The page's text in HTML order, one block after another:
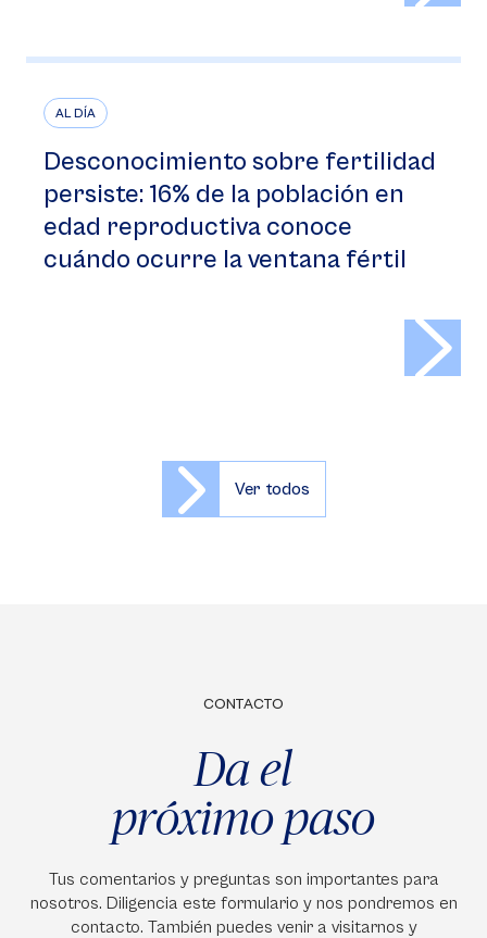
AL DÍA
Desconocimiento sobre fertilidad
persiste: 16% de la población en
edad reproductiva conoce
cuándo ocurre la ventana fértil
Ver todos
CONTACTO
Da el
próximo paso
Tus comentarios y preguntas son importantes para
nosotros. Diligencia este formulario y nos pondremos en
contacto. También puedes venir a visitarnos y